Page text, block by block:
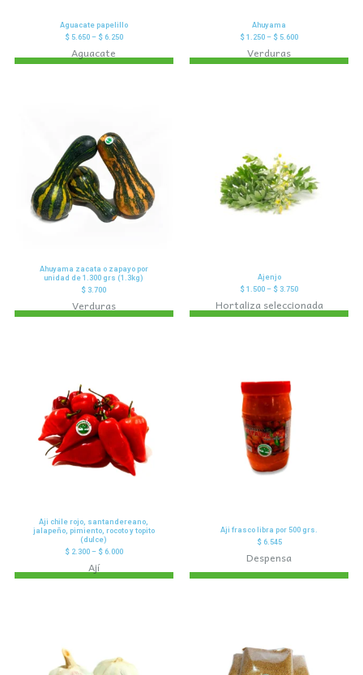
Aguacate papelillo
$5.650– $6.250
Aguacate
Ahuyama
$ 1.250 – $ 5.600
Verduras
Ahuyama zacata o zapayo por
unidad de 1.300 grs (1.3kg)
$ 3.700
Verduras
Ajenjo
$ 1.500 – $ 3.750
Hortaliza seleccionada
Aji chile rojo, santandereano,
jalapeño, pimiento, rocoto y topito
(dulce)
$2.300– $6.000
Ají
Aji frasco libra por 500 grs.
$6.545
Despensa